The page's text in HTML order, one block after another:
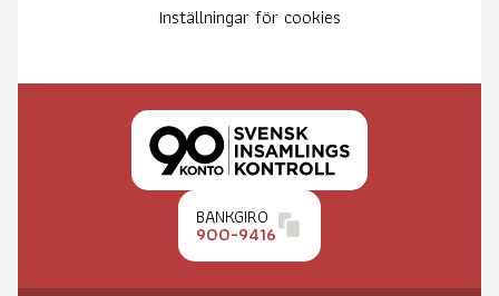
Inställningar för cookies
BANKGIRO
900-9416